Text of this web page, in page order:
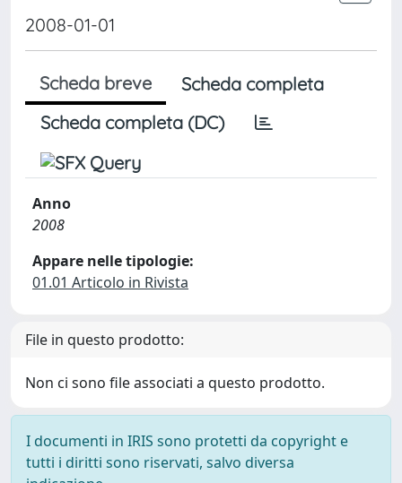
2008-01-01
Scheda breve
Scheda completa
Scheda completa (DC)
Anno
2008
Appare nelle tipologie:
01.01 Articolo in Rivista
File in questo prodotto:
Non ci sono file associati a questo prodotto.
I documenti in IRIS sono protetti da copyright e
tutti i diritti sono riservati, salvo diversa